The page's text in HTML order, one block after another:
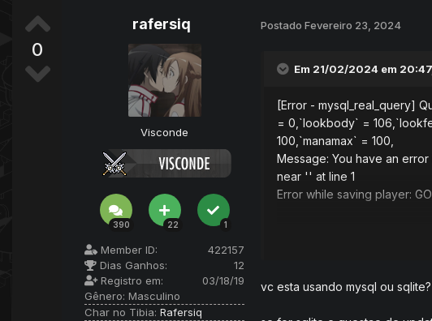
0
rafersiq
Visconde
390 22 1
Member ID:
422157
Dias Ganhos:
12
Registro em:
03/18/19
Gênero: Masculino
Char no Tibia: Rafersiq
Postado Fevereiro 23, 2024
Em 21/02/2024 em 20:47,
[Error - mysql_real_query]
= 0,`lookbody` =
100,`manamax` = 100,
Message: You have an
near '' at line 1
Error while saving player:
BASE SABREHAVEN 8.0
vc esta usando mysql ou sqlite?